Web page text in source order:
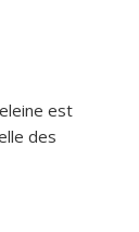
est
des